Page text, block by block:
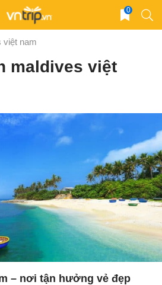
0
việt nam
maldives việt
– nơi tận hưởng vẻ đẹp